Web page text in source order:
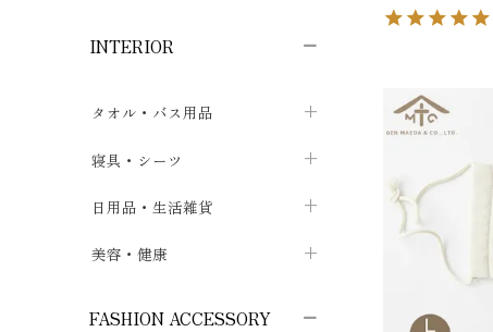
子供上着・アウター
子供パジャマ
メンズ下着・パジャマ
メンズパジャマchevron_right
INTERIOR
タオル・バス用品
タオルchevron_right
バス用品chevron_right
寝具・シーツ
ベッドシーツchevron_right
布団カバー・カバーセット
日用品・生活雑貨
クッション
美容・健康
FASHION ACCESSORY